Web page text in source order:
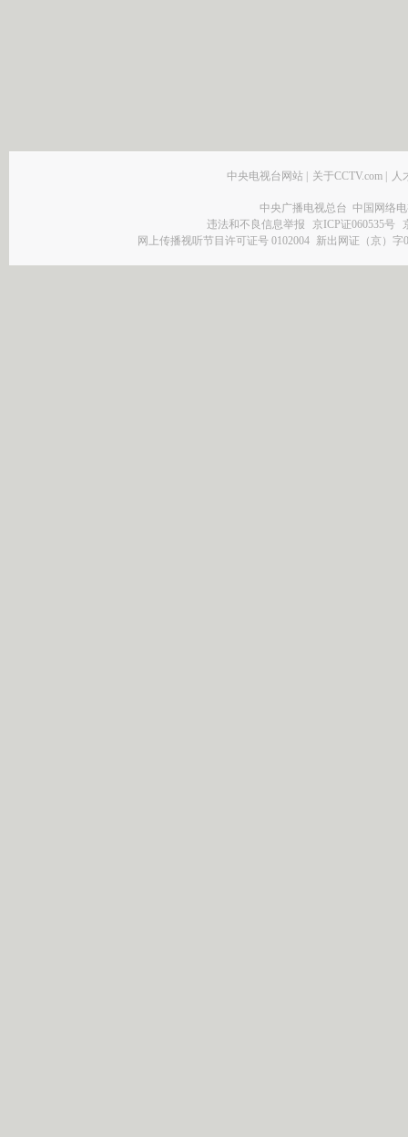
中央电视台网站 | 关于CCTV.com | 人
中央广播电视总台 中国网络
违法和不良信息举报
京ICP证060535号
网上传播视听节目许可证号 0102004 新出网证（京）